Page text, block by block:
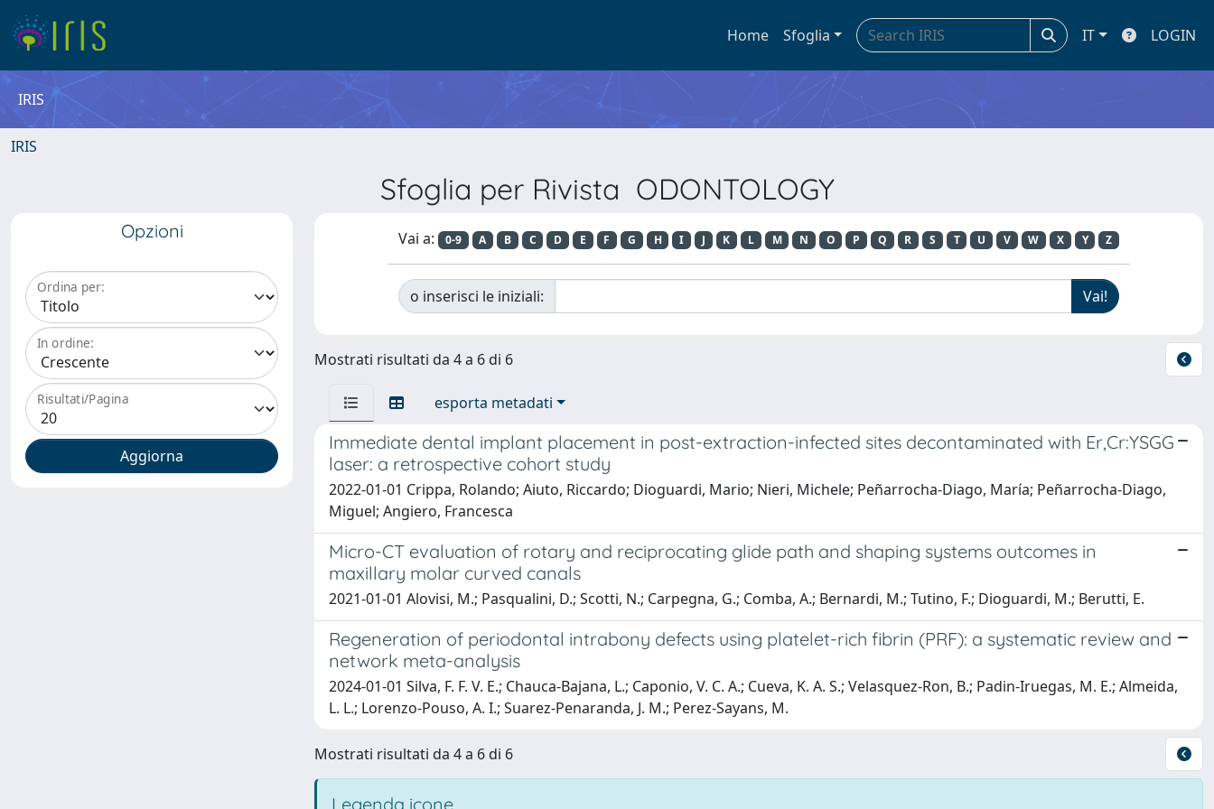
Home Sfoglia IT LOGIN
IRIS
IRIS
Sfoglia per Rivista ODONTOLOGY
Opzioni
Ordina per:
In ordine:
Risultati/Pagina
Vai a: 0-9 A B C D E F G H I J K L M N O P Q R S T U V W X Y Z
o inserisci le iniziali:
Mostrati risultati da 4 a 6 di 6
esporta metadati
Immediate dental implant placement in post-extraction-infected sites decontaminated with Er,Cr:YSGG
laser: a retrospective cohort study
2022-01-01 Crippa, Rolando; Aiuto, Riccardo; Dioguardi, Mario; Nieri, Michele; Peñarrocha-Diago, María; Peñarrocha-Diago,
Miguel; Angiero, Francesca
Micro-CT evaluation of rotary and reciprocating glide path and shaping systems outcomes in
maxillary molar curved canals
2021-01-01 Alovisi, M.; Pasqualini, D.; Scotti, N.; Carpegna, G.; Comba, A.; Bernardi, M.; Tutino, F.; Dioguardi, M.; Berutti, E.
Regeneration of periodontal intrabony defects using platelet-rich fibrin (PRF): a systematic review and
network meta-analysis
2024-01-01 Silva, F. F. V. E.; Chauca-Bajana, L.; Caponio, V. C. A.; Cueva, K. A. S.; Velasquez-Ron, B.; Padin-Iruegas, M. E.; Almeida,
L. L.; Lorenzo-Pouso, A. I.; Suarez-Penaranda, J. M.; Perez-Sayans, M.
Mostrati risultati da 4 a 6 di 6
Legenda icone